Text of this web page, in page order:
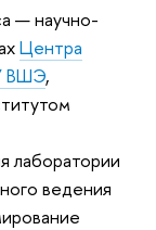
— научно-
Центра
ВШЭ,
лаборатории
ведения